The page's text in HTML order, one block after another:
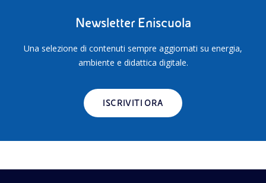
Newsletter Eniscuola
Una selezione di contenuti sempre aggiornati su energia,
ambiente e didattica digitale.
ISCRIVITI ORA